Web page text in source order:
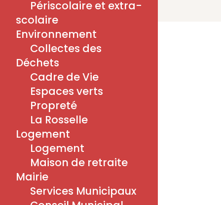
Navigation
Accueil
Actualités
A la une
Horaires
Contact
Menu
Associations
Périscolaire et extra-
scolaire
Environnement
Collectes des
Déchets
Cadre de Vie
Espaces verts
Propreté
La Rosselle
Logement
Logement
Maison de retraite
Mairie
Services Municipaux